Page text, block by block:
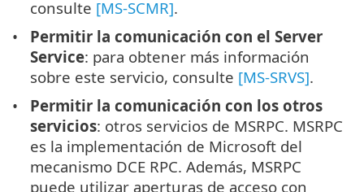
consulte [MS-SCMR].
Permitir la comunicación con el Server
Service: para obtener más información
sobre este servicio, consulte [MS-SRVS].
Permitir la comunicación con los otros
servicios: otros servicios de MSRPC. MSRPC
es la implementación de Microsoft del
mecanismo DCE RPC. Además, MSRPC
puede utilizar aperturas de acceso con